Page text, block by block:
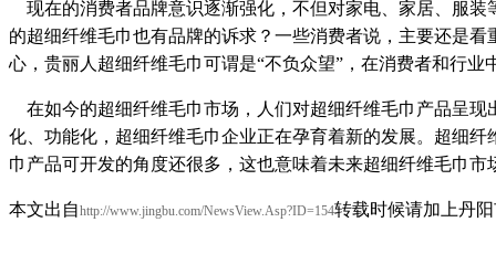
现在的消费者品牌意识逐渐强化，不但对家电、家居、服
的超细纤维毛巾也有品牌的诉求？一些消费者说，主要还是
心，贵丽人超细纤维毛巾可谓是“不负众望”，在消费者和行业
在如今的超细纤维毛巾市场，人们对超细纤维毛巾产品呈
化、功能化，超细纤维毛巾企业正在孕育着新的发展。超细
巾产品可开发的角度还很多，这也意味着未来超细纤维毛巾市
本文出自http://www.jingbu.com/NewsView.Asp?ID=154转载时候请加上丹